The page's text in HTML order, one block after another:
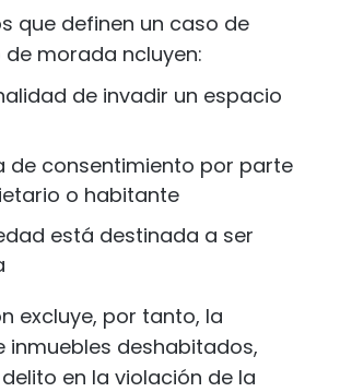
que definen un caso de
morada ncluyen:
de invadir un espacio
de consentimiento por parte
o habitante
está destinada a ser
excluye, por tanto, la
inmuebles deshabitados,
en la violación de la